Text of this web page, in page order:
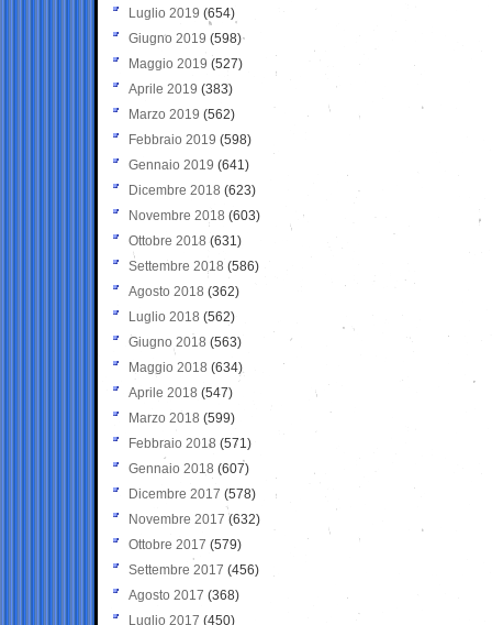
Luglio 2019 (654)
Giugno 2019 (598)
Maggio 2019 (527)
Aprile 2019 (383)
Marzo 2019 (562)
Febbraio 2019 (598)
Gennaio 2019 (641)
Dicembre 2018 (623)
Novembre 2018 (603)
Ottobre 2018 (631)
Settembre 2018 (586)
Agosto 2018 (362)
Luglio 2018 (562)
Giugno 2018 (563)
Maggio 2018 (634)
Aprile 2018 (547)
Marzo 2018 (599)
Febbraio 2018 (571)
Gennaio 2018 (607)
Dicembre 2017 (578)
Novembre 2017 (632)
Ottobre 2017 (579)
Settembre 2017 (456)
Agosto 2017 (368)
Luglio 2017 (450)